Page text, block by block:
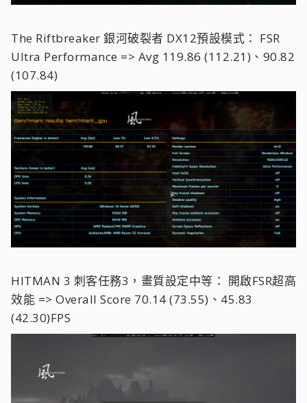
The Riftbreaker 銀河破裂者 DX12預設模式： FSR
Ultra Performance => Avg 119.86 (112.21)、90.82
(107.84)
HITMAN 3 刺客任務3，畫質設定中等： 開啟FSR超高
效能 => Overall Score 70.14 (73.55)、45.83
(42.30)FPS